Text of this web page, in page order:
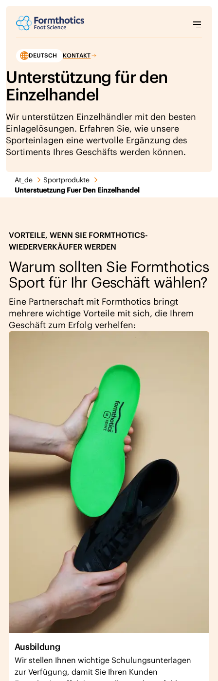
DEUTSCH KONTAKT
Unterstützung für den
Einzelhandel
Wir unterstützen Einzelhändler mit den besten
Einlagelösungen. Erfahren Sie, wie unsere
Sporteinlagen eine wertvolle Ergänzung des
Sortiments Ihres Geschäfts werden können.
At_de
Sportprodukte
Unterstuetzung Fuer Den Einzelhandel
VORTEILE, WENN SIE FORMTHOTICS-
WIEDERVERKÄUFER WERDEN
Warum sollten Sie Formthotics
Sport für Ihr Geschäft wählen?
Eine Partnerschaft mit Formthotics bringt
mehrere wichtige Vorteile mit sich, die Ihrem
Geschäft zum Erfolg verhelfen:
Ausbildung
Wir stellen Ihnen wichtige Schulungsunterlagen
zur Verfügung, damit Sie Ihren Kunden